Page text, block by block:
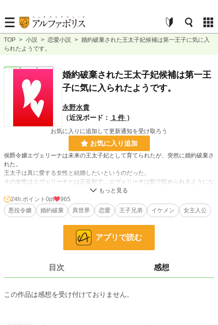
TOP > 小説 > 恋愛小説 > 婚約破棄された王太子妃候補は第一王子に気に入
られたようです。
恋愛 完結 長編
婚約破棄された王太子妃候補は第一王
子に気に入られたようです。
永野水貴
（近況ボード：
1 件 ）
お気に入りに追加して更新通知を受け取ろう
お気に入り追加
侯爵令嬢エヴェリーナは未来の王太子妃として育てられたが、突然に婚約破棄さ
れた。
王太子は真に愛する女性と結婚したいというのだった。
その女性はエヴェリーナとは正反対で、エヴェリーナは影で貶められるようにな
そんなある日、王太子の兄といわれる第一王子ジルベルトが現れる。
ジルベルトは王太子を上回る素質を持つと噂される人物で、なぜかエヴェリーナ
※「小説家になろう」にも載せています
228,850 位 / 228,850 件
お気に入り 3,955
24h.ポイント 0pt
965
悪役令嬢
婚約破棄 異世界 恋愛 王子兄弟 イケメン 女主人公
アプリで読む
目次 感想
この作品は感想を受け付けておりません。